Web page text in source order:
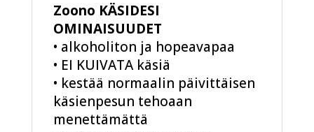
Zoono KÄSIDESI
OMINAISUUDET
• alkoholiton ja hopeavapaa
• EI KUIVATA käsiä
• kestää normaalin päivittäisen
käsienpesun tehoaan
menettämättä